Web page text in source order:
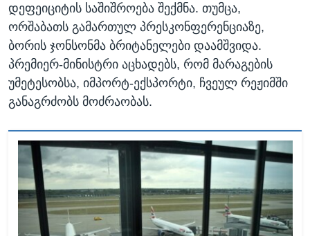
დეფეიციტის საშიშროება შექმნა. თუმცა,
ორშაბათს გამართულ პრესკონფერენციაზე,
ბორის ჯონსონმა ბრიტანელები დაამშვიდა.
პრემიერ-მინისტრი აცხადებს, რომ მარაგების
უმეტესობსა, იმპორტ-ექსპორტი, ჩვეულ რეჟიმში
განაგრძობს მოძრაობას.